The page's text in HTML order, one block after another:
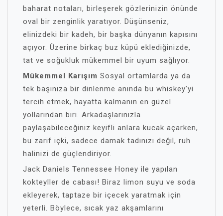
baharat notaları, birleşerek gözlerinizin önünde
oval bir zenginlik yaratıyor. Düşünseniz,
elinizdeki bir kadeh, bir başka dünyanın kapısını
açıyor. Üzerine birkaç buz küpü eklediğinizde,
tat ve soğukluk mükemmel bir uyum sağlıyor.
Mükemmel Karışım Sosyal ortamlarda ya da
tek başınıza bir dinlenme anında bu whiskey’yi
tercih etmek, hayatta kalmanın en güzel
yollarından biri. Arkadaşlarınızla
paylaşabileceğiniz keyifli anlara kucak açarken,
bu zarif içki, sadece damak tadınızı değil, ruh
halinizi de güçlendiriyor.
Jack Daniels Tennessee Honey ile yapılan
kokteyller de cabası! Biraz limon suyu ve soda
ekleyerek, taptaze bir içecek yaratmak için
yeterli. Böylece, sıcak yaz akşamlarını